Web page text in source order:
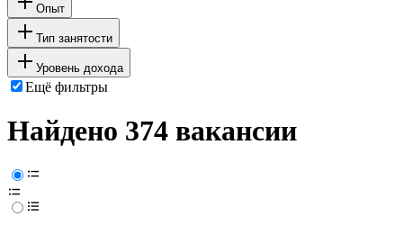
Опыт
Тип занятости
Уровень дохода
Ещё фильтры
Найдено 374 вакансии